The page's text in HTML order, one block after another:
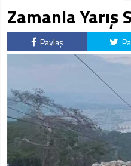
Zamanla Yarış
Paylaş